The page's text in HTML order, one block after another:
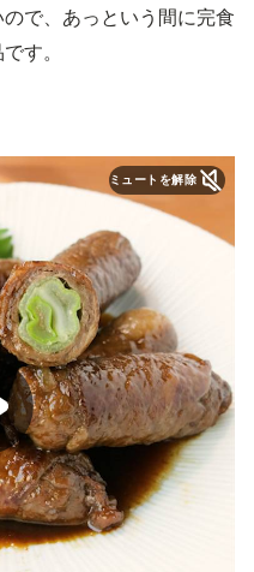
で、あっという間に完食
す。
ミュートを解除